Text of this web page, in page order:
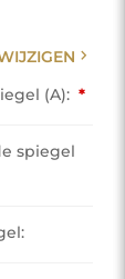
chevron_right
(A): *
spiegel